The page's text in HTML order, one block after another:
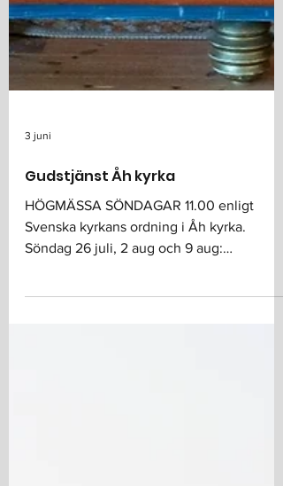
3 juni
Gudstjänst Åh kyrka
HÖGMÄSSA SÖNDAGAR 11.00 enligt